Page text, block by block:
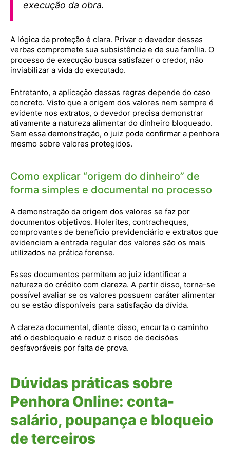
execução da obra.
A lógica da proteção é clara. Privar o devedor dessas
verbas compromete sua subsistência e de sua família. O
processo de execução busca satisfazer o credor, não
inviabilizar a vida do executado.
Entretanto, a aplicação dessas regras depende do caso
concreto. Visto que a origem dos valores nem sempre é
evidente nos extratos, o devedor precisa demonstrar
ativamente a natureza alimentar do dinheiro bloqueado.
Sem essa demonstração, o juiz pode confirmar a penhora
mesmo sobre valores protegidos.
Como explicar “origem do dinheiro” de
forma simples e documental no processo
A demonstração da origem dos valores se faz por
documentos objetivos. Holerites, contracheques,
comprovantes de benefício previdenciário e extratos que
evidenciem a entrada regular dos valores são os mais
utilizados na prática forense.
Esses documentos permitem ao juiz identificar a
natureza do crédito com clareza. A partir disso, torna-se
possível avaliar se os valores possuem caráter alimentar
ou se estão disponíveis para satisfação da dívida.
A clareza documental, diante disso, encurta o caminho
até o desbloqueio e reduz o risco de decisões
desfavoráveis por falta de prova.
Dúvidas práticas sobre
Penhora Online: conta-
salário, poupança e bloqueio
de terceiros